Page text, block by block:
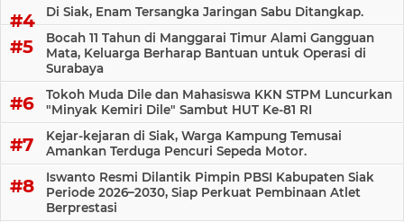
Di Siak, Enam Tersangka Jaringan Sabu Ditangkap.
Bocah 11 Tahun di Manggarai Timur Alami Gangguan
Mata, Keluarga Berharap Bantuan untuk Operasi di
Surabaya
Tokoh Muda Dile dan Mahasiswa KKN STPM Luncurkan
"Minyak Kemiri Dile" Sambut HUT Ke-81 RI
Kejar-kejaran di Siak, Warga Kampung Temusai
Amankan Terduga Pencuri Sepeda Motor.
Iswanto Resmi Dilantik Pimpin PBSI Kabupaten Siak
Periode 2026–2030, Siap Perkuat Pembinaan Atlet
Berprestasi